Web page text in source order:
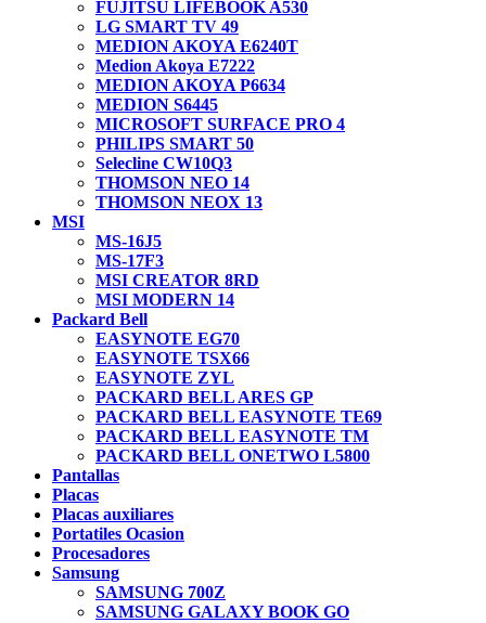
FUJITSU LIFEBOOK A530
LG SMART TV 49
MEDION AKOYA E6240T
Medion Akoya E7222
MEDION AKOYA P6634
MEDION S6445
MICROSOFT SURFACE PRO 4
PHILIPS SMART 50
Selecline CW10Q3
THOMSON NEO 14
THOMSON NEOX 13
MSI
MS-16J5
MS-17F3
MSI CREATOR 8RD
MSI MODERN 14
Packard Bell
EASYNOTE EG70
EASYNOTE TSX66
EASYNOTE ZYL
PACKARD BELL ARES GP
PACKARD BELL EASYNOTE TE69
PACKARD BELL EASYNOTE TM
PACKARD BELL ONETWO L5800
Pantallas
Placas
Placas auxiliares
Portatiles Ocasion
Procesadores
Samsung
SAMSUNG 700Z
SAMSUNG GALAXY BOOK GO